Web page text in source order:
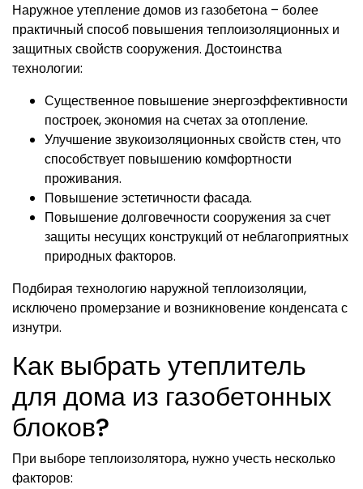
Наружное утепление домов из газобетона – более
практичный способ повышения теплоизоляционных и
защитных свойств сооружения. Достоинства
технологии:
Существенное повышение энергоэффективности
построек, экономия на счетах за отопление.
Улучшение звукоизоляционных свойств стен, что
способствует повышению комфортности
проживания.
Повышение эстетичности фасада.
Повышение долговечности сооружения за счет
защиты несущих конструкций от неблагоприятных
природных факторов.
Подбирая технологию наружной теплоизоляции,
исключено промерзание и возникновение конденсата с
изнутри.
Как выбрать утеплитель
для дома из газобетонных
блоков?
При выборе теплоизолятора, нужно учесть несколько
факторов: